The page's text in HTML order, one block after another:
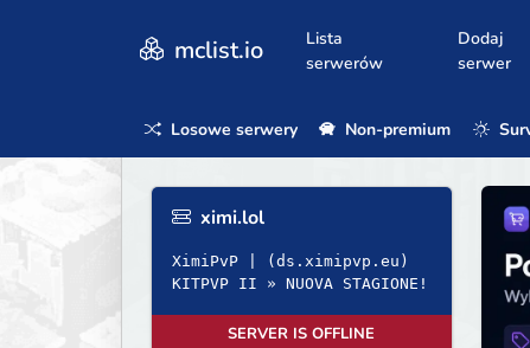
mclist.io
Lista
serwerów
Dodaj
serwer
Losowe serwery Non-premium
ximi.lol
XimiPvP | (ds.ximipvp.eu)
KITPVP II » NUOVA STAGIONE!
SERVER IS OFFLINE